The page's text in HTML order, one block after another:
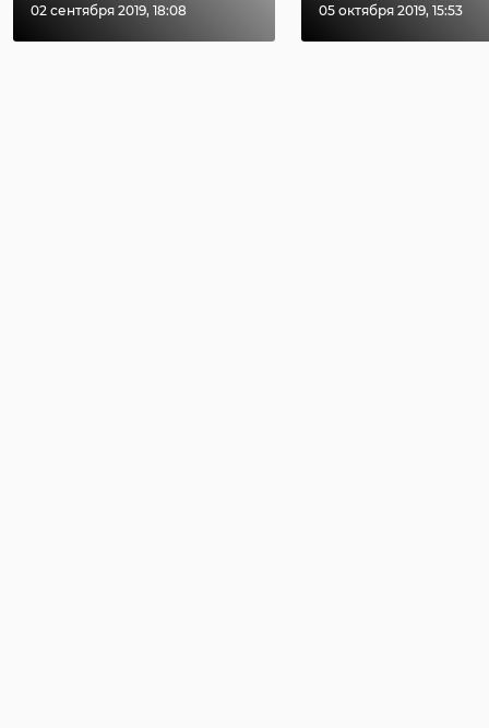
02 сентября 2019, 18:08 05 октября 2019, 15:53